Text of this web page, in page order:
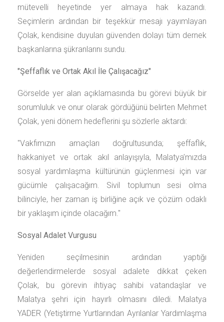
mütevelli heyetinde yer almaya hak kazandı.
Seçimlerin ardından bir teşekkür mesajı yayımlayan
Çolak, kendisine duyulan güvenden dolayı tüm dernek
başkanlarına şükranlarını sundu.
"Şeffaflık ve Ortak Akıl İle Çalışacağız"
Görselde yer alan açıklamasında bu görevi büyük bir
sorumluluk ve onur olarak gördüğünü belirten Mehmet
Çolak, yeni dönem hedeflerini şu sözlerle aktardı:
"Vakfımızın amaçları doğrultusunda; şeffaflık,
hakkaniyet ve ortak akıl anlayışıyla, Malatya’mızda
sosyal yardımlaşma kültürünün güçlenmesi için var
gücümle çalışacağım. Sivil toplumun sesi olma
bilinciyle, her zaman iş birliğine açık ve çözüm odaklı
bir yaklaşım içinde olacağım."
Sosyal Adalet Vurgusu
Yeniden seçilmesinin ardından yaptığı
değerlendirmelerde sosyal adalete dikkat çeken
Çolak, bu görevin ihtiyaç sahibi vatandaşlar ve
Malatya şehri için hayırlı olmasını diledi. Malatya
YADER (Yetiştirme Yurtlarından Ayrılanlar Yardımlaşma